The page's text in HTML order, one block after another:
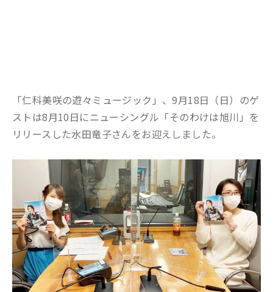
「仁科美咲の遊々ミュージック」、9月18日（日）のゲ
ストは8月10日にニューシングル「そのわけは旭川」を
リリースした水田竜子さんをお迎えしました。